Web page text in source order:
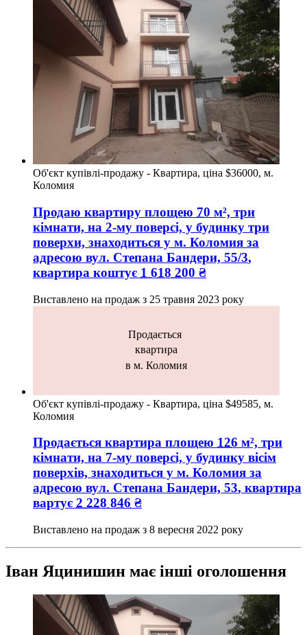
Об'єкт купівлі-продажу - Квартира, ціна $36000, м.
Коломия
Продаю квартиру площею 70 м², три
кімнати, на 2-му поверсі, у будинку три
поверхи, знаходиться у м. Коломия за
адресою вул. Степана Бандери, 55/3,
квартира коштує 1 618 200 ₴
Виставлено на продаж з 25 травня 2023 року
Продається
квартира
в м. Коломия
Об'єкт купівлі-продажу - Квартира, ціна $49585, м.
Коломия
Продається квартира площею 126 м², три
кімнати, на 7-му поверсі, у будинку вісім
поверхів, знаходиться у м. Коломия за
адресою вул. Степана Бандери, 53, квартира
вартує 2 228 846 ₴
Виставлено на продаж з 8 вересня 2022 року
Іван Яцинишин має інші оголошення